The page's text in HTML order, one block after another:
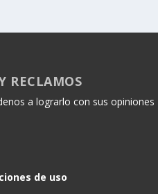
RECLAMOS
a lograrlo con sus opiniones
de uso